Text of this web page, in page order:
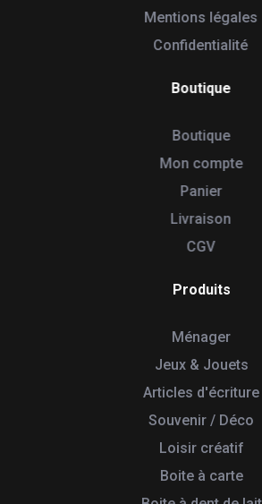
Mentions légales
Confidentialité
Boutique
Boutique
Mon compte
Panier
Livraison
CGV
Produits
Ménager
Jeux & Jouets
Articles d'écriture
Souvenir / Déco
Loisir créatif
Boite à carte